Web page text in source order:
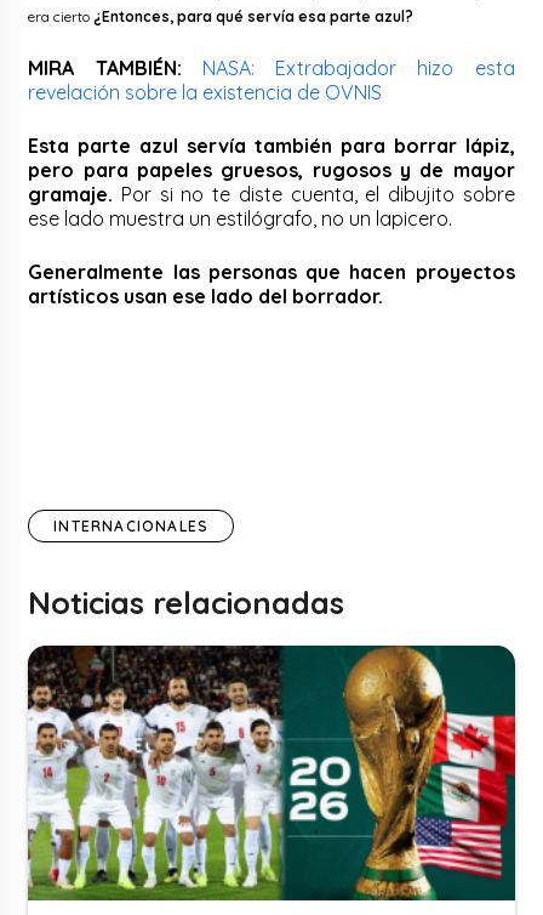
era cierto ¿Entonces, para qué servía esa parte azul?
MIRA TAMBIÉN:
NASA: Extrabajador hizo esta
revelación sobre la existencia de OVNIS
Esta parte azul servía también para borrar lápiz,
pero para papeles gruesos, rugosos y de mayor
gramaje. Por si no te diste cuenta, el dibujito sobre
ese lado muestra un estilógrafo, no un lapicero.
Generalmente las personas que hacen proyectos
artísticos usan ese lado del borrador.
INTERNACIONALES
Noticias relacionadas